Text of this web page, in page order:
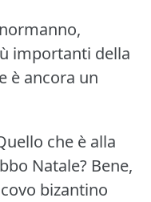
importanti della
è ancora un
che è alla
Natale? Bene,
bizantino